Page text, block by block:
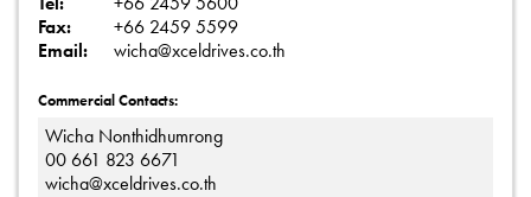
Fax:
+66 2459 5599
Email:
wicha@xceldrives.co.th
Commercial Contacts:
Wicha Nonthidhumrong
00 661 823 6671
wicha@xceldrives.co.th